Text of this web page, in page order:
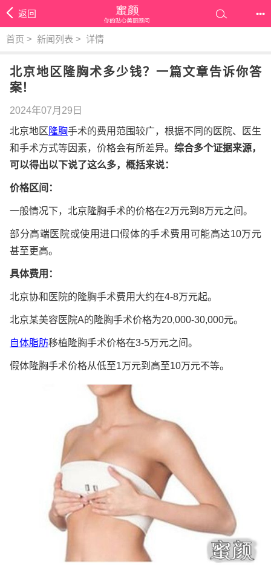
返回 •••
首页 > 新闻列表 > 详情
北京地区隆胸术多少钱？一篇文章告诉你答
案！
2024年07月29日
北京地区 隆胸手术的费用范围较广，根据不同的医院、医生
和手术方式等因素，价格会有所差异。 综合多个证据来源，
可以得出以下说了这么多，概括来说：
价格区间：
一般情况下，北京隆胸手术的价格在2万元到8万元之间。
部分高端医院或使用进口假体的手术费用可能高达10万元
甚至更高。
具体费用：
北京协和医院的隆胸手术费用大约在4-8万元起。
北京某美容医院A的隆胸手术价格为20,000-30,000元。
自体脂肪移植隆胸手术价格在3-5万元之间。
假体隆胸手术价格从低至1万元到高至10万元不等。